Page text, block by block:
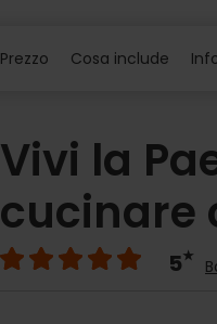
Prezzo Cosa include
Vivi la
cucinare
5